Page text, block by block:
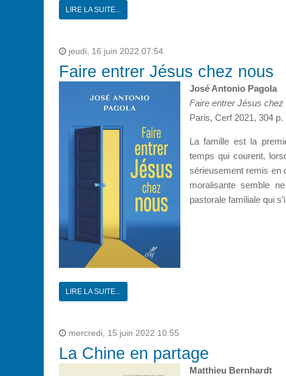
LIRE LA SUITE...
jeudi, 16 juin 2022 07:54
Faire entrer Jésus chez nous
José Antonio Pagola
Faire entrer Jésus chez
Paris, Cerf 2021, 304 p.
La famille est la
temps qui courent,
sérieusement remis en
moralisante semble
pastorale familiale qui
LIRE LA SUITE...
mercredi, 15 juin 2022 10:55
La Chine en partage
Matthieu Bernhardt